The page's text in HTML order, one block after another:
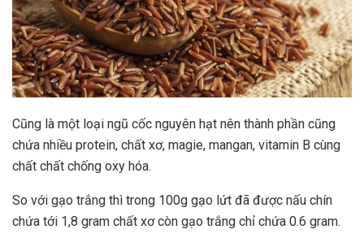
Cũng là một loại ngũ cốc nguyên hạt nên thành phần cũng
chứa nhiều protein, chất xơ, magie, mangan, vitamin B cùng
chất chất chống oxy hóa.
So với gạo trắng thì trong 100g gạo lứt đã được nấu chín
chứa tới 1,8 gram chất xơ còn gạo trắng chỉ chứa 0.6 gram.